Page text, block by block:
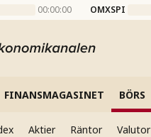
00:00:00 OMXSPI
FINANSMAGASINET BÖRS
Aktier Räntor Valutor